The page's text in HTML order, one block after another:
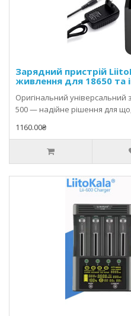
Зарядний пристрій
живлення для 18650 та
Оригінальний універсальний
500 — надійне рішення для
1160.00₴